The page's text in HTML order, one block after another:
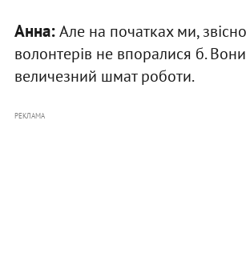
Анна:Але на початках ми,
волонтерів не впоралися б.
величезний шмат роботи.
РЕКЛАМА